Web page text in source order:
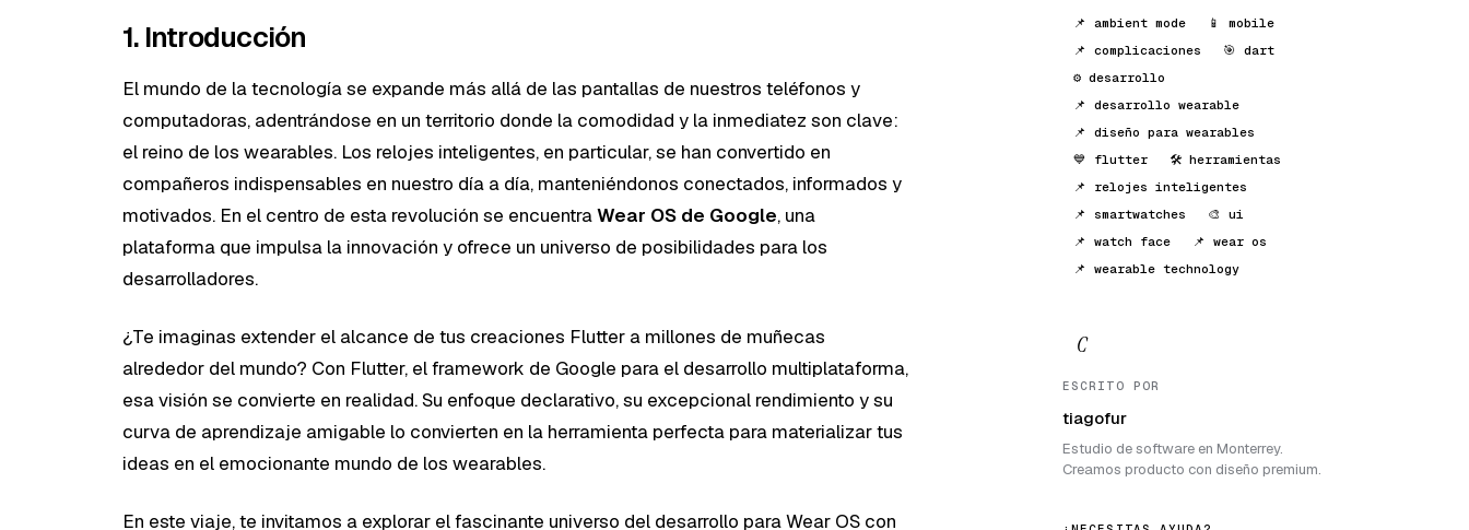
1. Introducción
El mundo de la tecnología se expande más allá de las pantallas de nuestros teléfonos y
computadoras, adentrándose en un territorio donde la comodidad y la inmediatez son clave:
el reino de los wearables. Los relojes inteligentes, en particular, se han convertido en
compañeros indispensables en nuestro día a día, manteniéndonos conectados, informados y
motivados. En el centro de esta revolución se encuentraWear OS de Google, una
plataforma que impulsa la innovación y ofrece un universo de posibilidades para los
desarrolladores.
¿Te imaginas extender el alcance de tus creaciones Flutter a millones de muñecas
alrededor del mundo? Con Flutter, el framework de Google para el desarrollo multiplataforma,
esa visión se convierte en realidad. Su enfoque declarativo, su excepcional rendimiento y su
curva de aprendizaje amigable lo convierten en la herramienta perfecta para materializar tus
ideas en el emocionante mundo de los wearables.
En este viaje, te invitamos a explorar el fascinante universo del desarrollo para Wear OS con
📌 ambient mode
📱 mobile
📌 complicaciones
🎯 dart
⚙️ desarrollo
📌 desarrollo wearable
📌 diseño para wearables
💙 flutter
🛠️ herramientas
📌 relojes inteligentes
📌 smartwatches
🎨 ui
📌 watch face
📌 wear os
📌 wearable technology
C
ESCRITO POR
tiagofur
Estudio de software en Monterrey.
Creamos producto con diseño premium.